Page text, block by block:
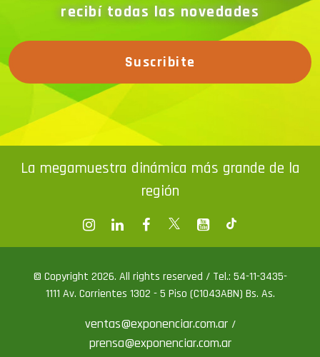
recibí todas las novedades
Suscribite
La megamuestra dinámica más grande de la
región
© Copyright 2026. All rights reserved / Tel.: 54-11-3435-
1111 Av. Corrientes 1302 - 5 Piso (C1043ABN) Bs. As.
ventas@exponenciar.com.ar /
prensa@exponenciar.com.ar